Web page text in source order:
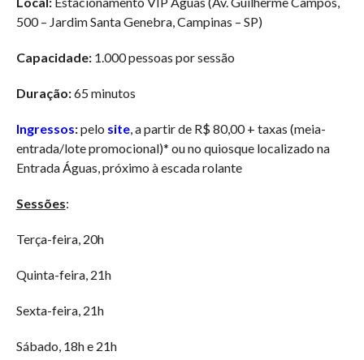
500 – Jardim Santa Genebra, Campinas – SP)
Capacidade:1.000 pessoas por sessão
Duração:65 minutos
Ingressos:pelo site, a partir de R$ 80,00 + taxas (meia-
entrada/lote promocional)* ou no quiosque localizado na
Entrada Águas, próximo à escada rolante
Sessões:
Terça-feira, 20h
Quinta-feira, 21h
Sexta-feira, 21h
Sábado, 18h e 21h